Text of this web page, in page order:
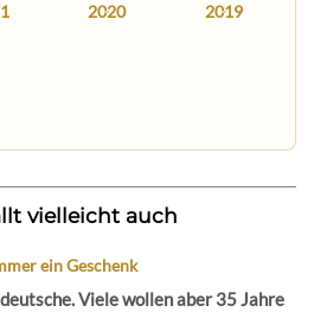
2020 2019
vielleicht auch
ein Geschenk
Viele wollen aber 35 Jahre